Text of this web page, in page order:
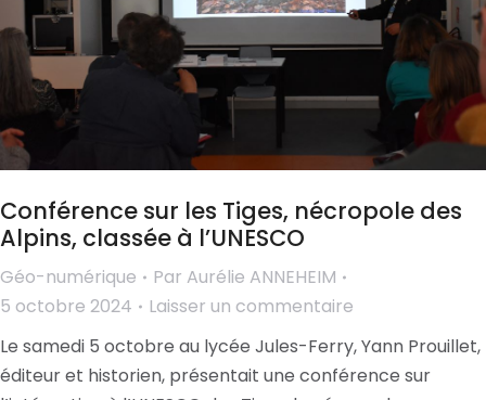
Conférence sur les Tiges, nécropole des
Alpins, classée à l’UNESCO
Géo-numérique Par Aurélie ANNEHEIM
5 octobre 2024
Laisser un commentaire
Le samedi 5 octobre au lycée Jules-Ferry, Yann Prouillet,
éditeur et historien, présentait une conférence sur